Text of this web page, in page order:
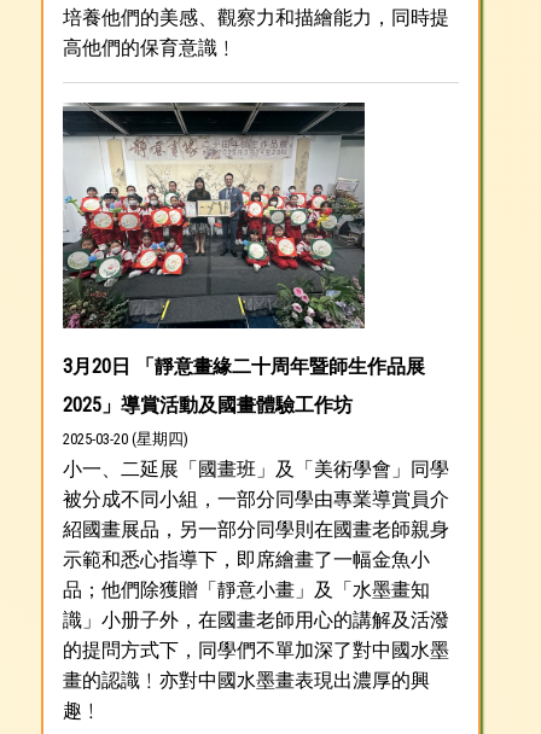
培養他們的美感、觀察力和描繪能力，同時提
高他們的保育意識﹗
3月20日 「靜意畫緣二十周年暨師生作品展
2025」導賞活動及國畫體驗工作坊
2025-03-20 (星期四)
小一、二延展「國畫班」及「美術學會」同學
被分成不同小組，一部分同學由專業導賞員介
紹國畫展品，另一部分同學則在國畫老師親身
示範和悉心指導下，即席繪畫了一幅金魚小
品；他們除獲贈「靜意小畫」及「水墨畫知
識」小册子外，在國畫老師用心的講解及活潑
的提問方式下，同學們不單加深了對中國水墨
畫的認識﹗亦對中國水墨畫表現出濃厚的興
趣﹗